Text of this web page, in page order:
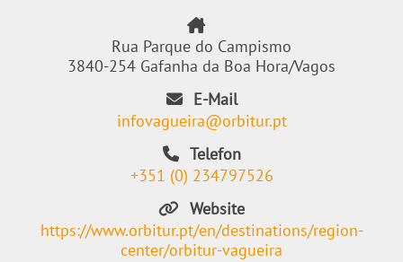
Rua Parque do Campismo
3840-254 Gafanha da Boa Hora/Vagos
E-Mail
infovagueira@orbitur.pt
Telefon
+351 (0) 234797526
Website
https://www.orbitur.pt/en/destinations/region-
center/orbitur-vagueira